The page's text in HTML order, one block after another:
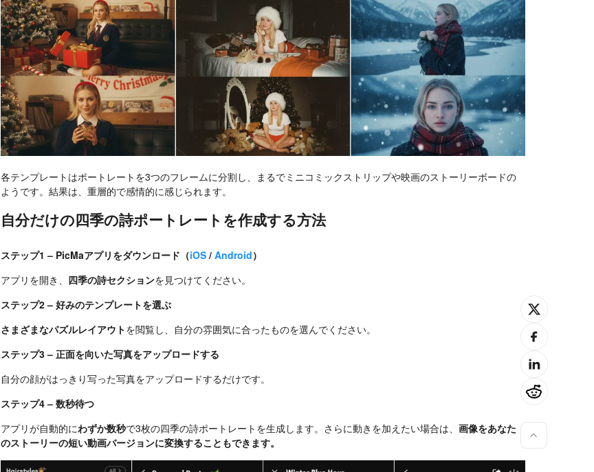
各テンプレートはポートレートを3つのフレームに分割し、まるでミニコミックストリップや映画のストーリーボードの
ようです。結果は、重層的で感情的に感じられます。
自分だけの四季の詩ポートレートを作成する方法
ステップ1 – PicMaアプリをダウンロード（iOS /Android）
アプリを開き、 四季の詩セクションを見つけてください。
ステップ2 – 好みのテンプレートを選ぶ
さまざまなパズルレイアウトを閲覧し、自分の雰囲気に合ったものを選んでください。
ステップ3 – 正面を向いた写真をアップロードする
自分の顔がはっきり写った写真をアップロードするだけです。
ステップ4 – 数秒待つ
アプリが自動的にわずか数秒で3枚の四季の詩ポートレートを生成します。さらに動きを加えたい場合は、画像をあなた
のストーリーの短い動画バージョンに変換することもできます。